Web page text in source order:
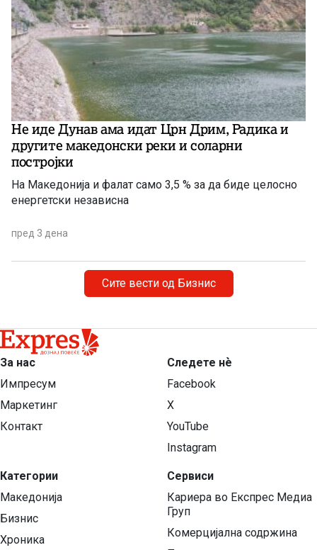
Не иде Дунав ама идат Црн Дрим, Радика и
другите македонски реки и соларни
постројки
На Македонија и фалат само 3,5 % за да биде целосно
енергетски независна
пред 3 дена
Сите вести од Бизнис
За нас
Импресум
Маркетинг
Контакт
Категории
Македонија
Бизнис
Хроника
Следете нѐ
Facebook
X
YouTube
Instagram
Сервиси
Кариера во Експрес Медиа
Груп
Комерцијална содржина